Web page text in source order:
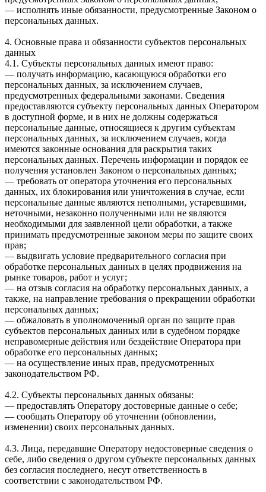
— исполнять иные обязанности, предусмотренные Законом о
персональных данных.
4. Основные права и обязанности субъектов персональных
данных
4.1. Субъекты персональных данных имеют право:
— получать информацию, касающуюся обработки его
персональных данных, за исключением случаев,
предусмотренных федеральными законами. Сведения
предоставляются субъекту персональных данных Оператором
в доступной форме, и в них не должны содержаться
персональные данные, относящиеся к другим субъектам
персональных данных, за исключением случаев, когда
имеются законные основания для раскрытия таких
персональных данных. Перечень информации и порядок ее
получения установлен Законом о персональных данных;
— требовать от оператора уточнения его персональных
данных, их блокирования или уничтожения в случае, если
персональные данные являются неполными, устаревшими,
неточными, незаконно полученными или не являются
необходимыми для заявленной цели обработки, а также
принимать предусмотренные законом меры по защите своих
прав;
— выдвигать условие предварительного согласия при
обработке персональных данных в целях продвижения на
рынке товаров, работ и услуг;
— на отзыв согласия на обработку персональных данных, а
также, на направление требования о прекращении обработки
персональных данных;
— обжаловать в уполномоченный орган по защите прав
субъектов персональных данных или в судебном порядке
неправомерные действия или бездействие Оператора при
обработке его персональных данных;
— на осуществление иных прав, предусмотренных
законодательством РФ.
4.2. Субъекты персональных данных обязаны:
— предоставлять Оператору достоверные данные о себе;
— сообщать Оператору об уточнении (обновлении,
изменении) своих персональных данных.
4.3. Лица, передавшие Оператору недостоверные сведения о
себе, либо сведения о другом субъекте персональных данных
без согласия последнего, несут ответственность в
соответствии с законодательством РФ.